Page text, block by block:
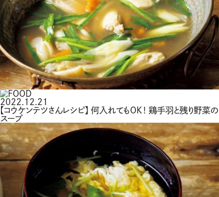
2022.12.21
【コウケンテツさんレシピ】 何入れてもOK！ 鶏手羽と残り野菜の
スープ